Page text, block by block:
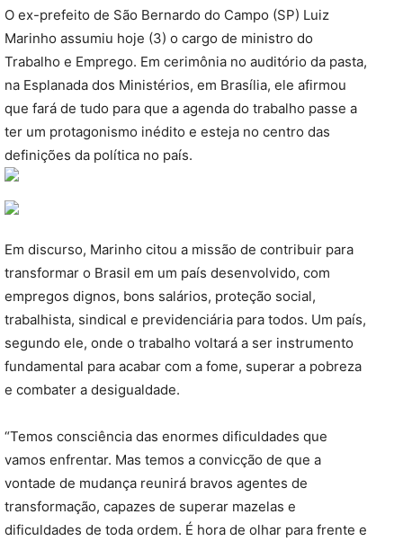
O ex-prefeito de São Bernardo do Campo (SP) Luiz
Marinho assumiu hoje (3) o cargo de ministro do
Trabalho e Emprego. Em cerimônia no auditório da pasta,
na Esplanada dos Ministérios, em Brasília, ele afirmou
que fará de tudo para que a agenda do trabalho passe a
ter um protagonismo inédito e esteja no centro das
definições da política no país.
Em discurso, Marinho citou a missão de contribuir para
transformar o Brasil em um país desenvolvido, com
empregos dignos, bons salários, proteção social,
trabalhista, sindical e previdenciária para todos. Um país,
segundo ele, onde o trabalho voltará a ser instrumento
fundamental para acabar com a fome, superar a pobreza
e combater a desigualdade.
“Temos consciência das enormes dificuldades que
vamos enfrentar. Mas temos a convicção de que a
vontade de mudança reunirá bravos agentes de
transformação, capazes de superar mazelas e
dificuldades de toda ordem. É hora de olhar para frente e